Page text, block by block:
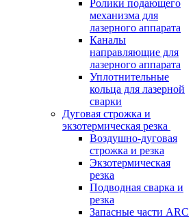
Ролики подающего
механизма для
лазерного аппарата
Каналы
направляющие для
лазерного аппарата
Уплотнительные
кольца для лазерной
сварки
Дуговая строжка и
экзотермическая резка
Воздушно-дуговая
строжка и резка
Экзотермическая
резка
Подводная сварка и
резка
Запасные части ARC